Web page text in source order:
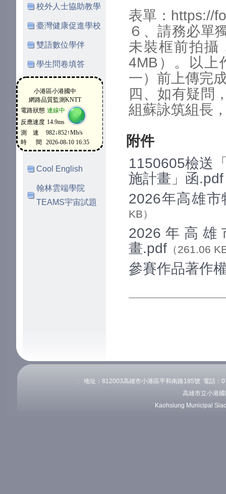
校外人士協助教學
臺灣健康促進學校
雙語數位學伴
學生問卷填答
Cool English
翰林雲端學院
TEAMS宇宙試題
表單：https://
６、請務必單
未裝框前拍攝
4MB）。以上
一）前上傳完
四、如有疑問
組蘇詠筑組長
附件
1150605檢送
施計畫」函.pdf
2026年高雄
KB）
2026年高
畫.pdf （261.06
參賽作品著作
:::
地址：812003高雄市小港區平和南路185號 電話
高雄市立小港
Kaohsiung Municipal